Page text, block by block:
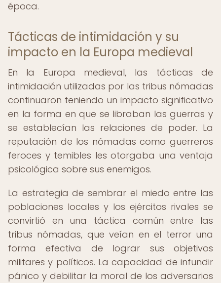
época.
Tácticas de intimidación y su
impacto en la Europa medieval
En la Europa medieval, las tácticas de
intimidación utilizadas por las tribus nómadas
continuaron teniendo un impacto significativo
en la forma en que se libraban las guerras y
se establecían las relaciones de poder. La
reputación de los nómadas como guerreros
feroces y temibles les otorgaba una ventaja
psicológica sobre sus enemigos.
La estrategia de sembrar el miedo entre las
poblaciones locales y los ejércitos rivales se
convirtió en una táctica común entre las
tribus nómadas, que veían en el terror una
forma efectiva de lograr sus objetivos
militares y políticos. La capacidad de infundir
pánico y debilitar la moral de los adversarios